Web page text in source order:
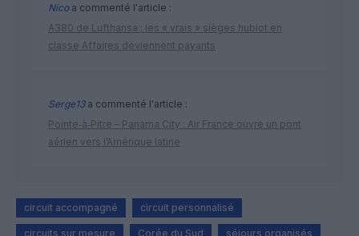
Nicoa commenté l'article :
A380 de Lufthansa : les « vrais » sièges hublot en
classe Affaires deviennent payants
Serge13a commenté l'article :
Pointe‑à‑Pitre – Panama City : Air France ouvre un pont
aérien vers l’Amérique latine
circuit accompagné circuit personnalisé
circuits sur mesure Corée du Sud séjours organisés